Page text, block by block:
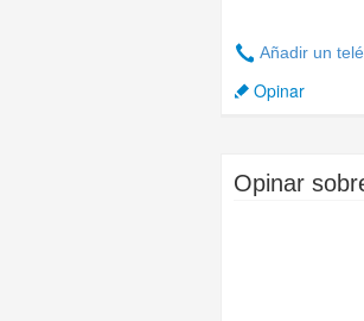
Añadir un
Opinar
Opinar